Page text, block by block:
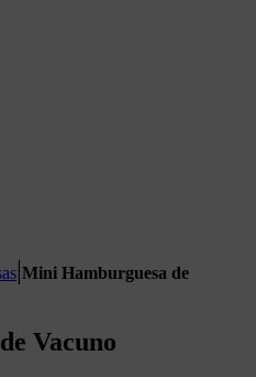
|Mini Hamburguesa de
Vacuno